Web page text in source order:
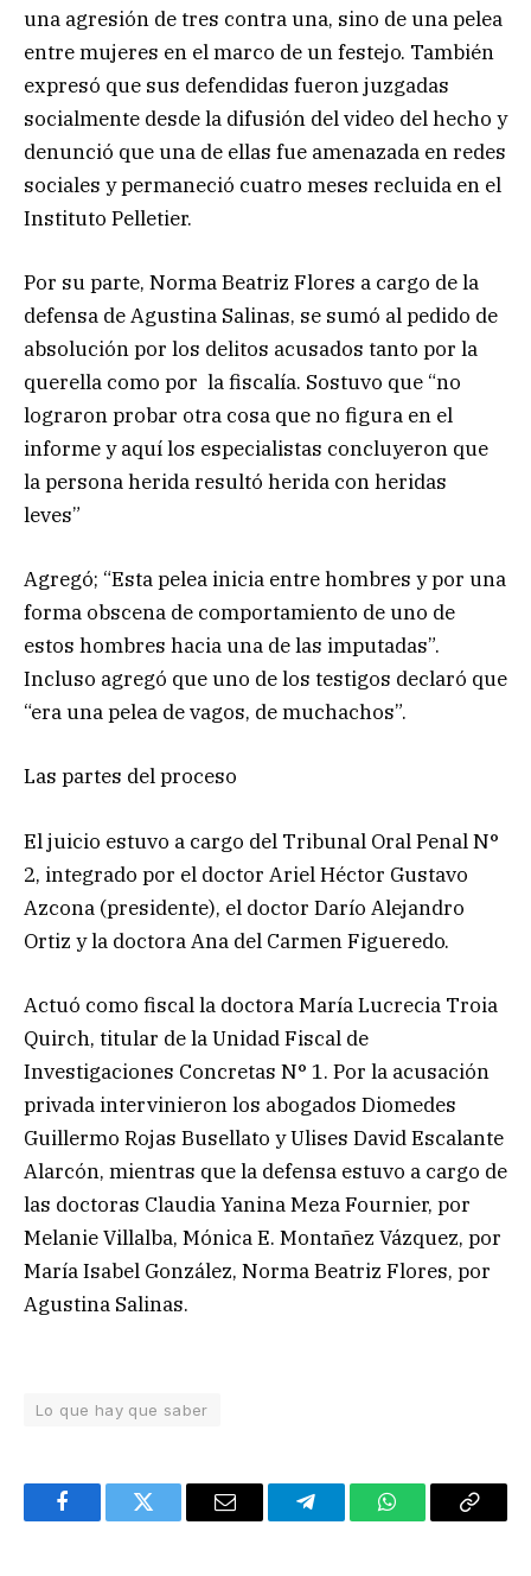
una agresión de tres contra una, sino de una pelea
entre mujeres en el marco de un festejo. También
expresó que sus defendidas fueron juzgadas
socialmente desde la difusión del video del hecho y
denunció que una de ellas fue amenazada en redes
sociales y permaneció cuatro meses recluida en el
Instituto Pelletier.
Por su parte, Norma Beatriz Flores a cargo de la
defensa de Agustina Salinas, se sumó al pedido de
absolución por los delitos acusados tanto por la
querella como por la fiscalía. Sostuvo que “no
lograron probar otra cosa que no figura en el
informe y aquí los especialistas concluyeron que
la persona herida resultó herida con heridas
leves”
Agregó; “Esta pelea inicia entre hombres y por una
forma obscena de comportamiento de uno de
estos hombres hacia una de las imputadas”.
Incluso agregó que uno de los testigos declaró que
“era una pelea de vagos, de muchachos”.
Las partes del proceso
El juicio estuvo a cargo del Tribunal Oral Penal N°
2, integrado por el doctor Ariel Héctor Gustavo
Azcona (presidente), el doctor Darío Alejandro
Ortiz y la doctora Ana del Carmen Figueredo.
Actuó como fiscal la doctora María Lucrecia Troia
Quirch, titular de la Unidad Fiscal de
Investigaciones Concretas N° 1. Por la acusación
privada intervinieron los abogados Diomedes
Guillermo Rojas Busellato y Ulises David Escalante
Alarcón, mientras que la defensa estuvo a cargo de
las doctoras Claudia Yanina Meza Fournier, por
Melanie Villalba, Mónica E. Montañez Vázquez, por
María Isabel González, Norma Beatriz Flores, por
Agustina Salinas.
Lo que hay que saber
FacebookTwitter Email TelegramWhatsAppCopy